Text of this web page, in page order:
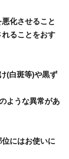
化させること
ることをおす
(白斑等)や黒ず
ような異常があ
にはお使いに